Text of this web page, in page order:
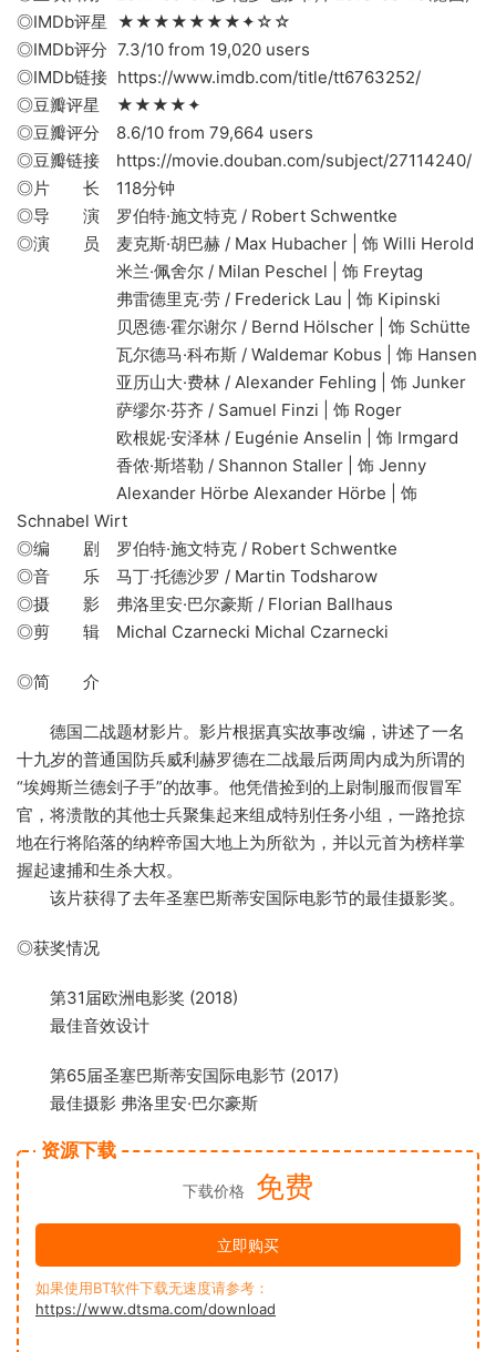
◎IMDb评星 ★★★★★★★✦☆☆
◎IMDb评分 7.3/10 from 19,020 users
◎IMDb链接 https://www.imdb.com/title/tt6763252/
◎豆瓣评星 ★★★★✦
◎豆瓣评分 8.6/10 from 79,664 users
◎豆瓣链接 https://movie.douban.com/subject/27114240/
◎片 长 118分钟
◎导 演 罗伯特·施文特克 / Robert Schwentke
◎演 员 麦克斯·胡巴赫 / Max Hubacher | 饰 Willi Herold
米兰·佩舍尔 / Milan Peschel | 饰 Freytag
弗雷德里克·劳 / Frederick Lau | 饰 Kipinski
贝恩德·霍尔谢尔 / Bernd Hölscher | 饰 Schütte
瓦尔德马·科布斯 / Waldemar Kobus | 饰 Hansen
亚历山大·费林 / Alexander Fehling | 饰 Junker
萨缪尔·芬齐 / Samuel Finzi | 饰 Roger
欧根妮·安泽林 / Eugénie Anselin | 饰 Irmgard
香侬·斯塔勒 / Shannon Staller | 饰 Jenny
Alexander Hörbe Alexander Hörbe | 饰
Schnabel Wirt
◎编 剧 罗伯特·施文特克 / Robert Schwentke
◎音 乐 马丁·托德沙罗 / Martin Todsharow
◎摄 影 弗洛里安·巴尔豪斯 / Florian Ballhaus
◎剪 辑 Michal Czarnecki Michal Czarnecki
◎简 介
德国二战题材影片。影片根据真实故事改编，讲述了一名
十九岁的普通国防兵威利赫罗德在二战最后两周内成为所谓的
“埃姆斯兰德刽子手”的故事。他凭借捡到的上尉制服而假冒军
官，将溃散的其他士兵聚集起来组成特别任务小组，一路抢掠
地在行将陷落的纳粹帝国大地上为所欲为，并以元首为榜样掌
握起逮捕和生杀大权。
该片获得了去年圣塞巴斯蒂安国际电影节的最佳摄影奖。
◎获奖情况
第31届欧洲电影奖 (2018)
最佳音效设计
第65届圣塞巴斯蒂安国际电影节 (2017)
最佳摄影 弗洛里安·巴尔豪斯
资源下载
下载价格 免费
立即购买
如果使用BT软件下载无速度请参考：
https://www.dtsma.com/download